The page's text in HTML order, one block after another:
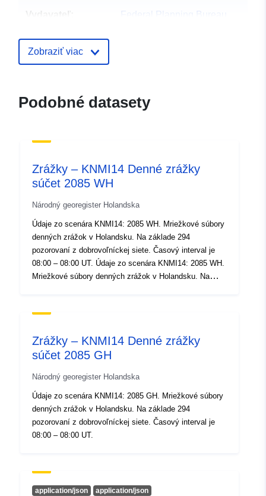
Vydavateľ:
Federal Planning Bureau
mailto:indicators@plan.be
Katalógový
29 July 2026
Zemepisné
Súradnice:
Typ: Polygon
Identifikátory:
Zobraziť viac
Podobné datasety
Zrážky – KNMI14 Denné zrážky
súčet 2085 WH
Národný georegister Holandska
Údaje zo scenára KNMI14: 2085 WH. Mriežkové súbory
denných zrážok v Holandsku. Na základe 294
pozorovaní z dobrovoľníckej siete. Časový interval je
08:00 – 08:00 UT. Údaje zo scenára KNMI14: 2085 WH.
Mriežkové súbory denných zrážok v Holandsku. Na
Zrážky – KNMI14 Denné zrážky
súčet 2085 GH
Národný georegister Holandska
Údaje zo scenára KNMI14: 2085 GH. Mriežkové súbory
denných zrážok v Holandsku. Na základe 294
pozorovaní z dobrovoľníckej siete. Časový interval je
08:00 – 08:00 UT.
application/json application/json